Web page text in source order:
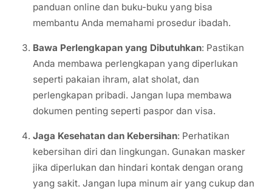
panduan online dan buku-buku yang bisa
membantu Anda memahami prosedur ibadah.
Bawa Perlengkapan yang Dibutuhkan: Pastikan
Anda membawa perlengkapan yang diperlukan
seperti pakaian ihram, alat sholat, dan
perlengkapan pribadi. Jangan lupa membawa
dokumen penting seperti paspor dan visa.
Jaga Kesehatan dan Kebersihan: Perhatikan
kebersihan diri dan lingkungan. Gunakan masker
jika diperlukan dan hindari kontak dengan orang
yang sakit. Jangan lupa minum air yang cukup dan